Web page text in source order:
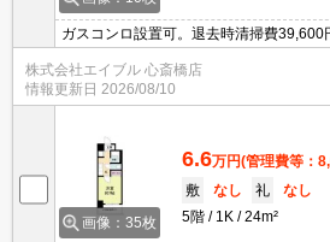
ガスコンロ設置可。退去時清掃費39,600
株式会社エイブル 心斎橋店
情報更新日 2026/08/10
画像：35枚
6.6万円(管理費等：
敷
なし 礼
なし
5階
1K 24m²